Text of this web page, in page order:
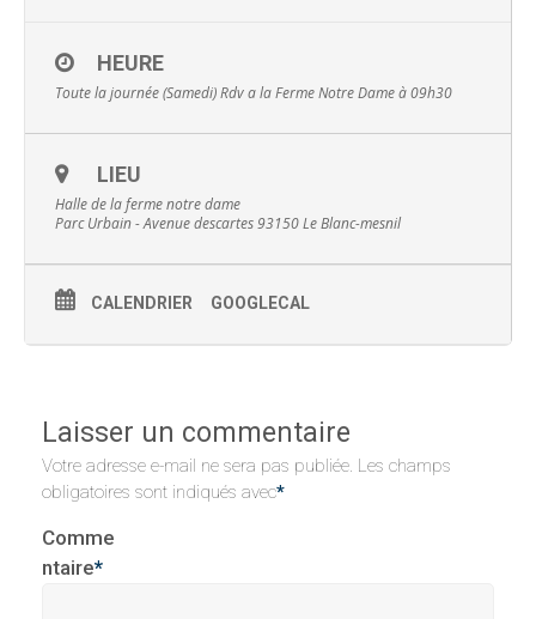
HEURE
Toute la journée (Samedi)Rdv a la Ferme Notre Dame à 09h30
LIEU
Halle de la ferme notre dame
Parc Urbain - Avenue descartes 93150 Le Blanc-mesnil
CALENDRIER GOOGLECAL
Laisser un commentaire
Votre adresse e-mail ne sera pas publiée. Les champs
obligatoires sont indiqués avec*
Comme
ntaire*